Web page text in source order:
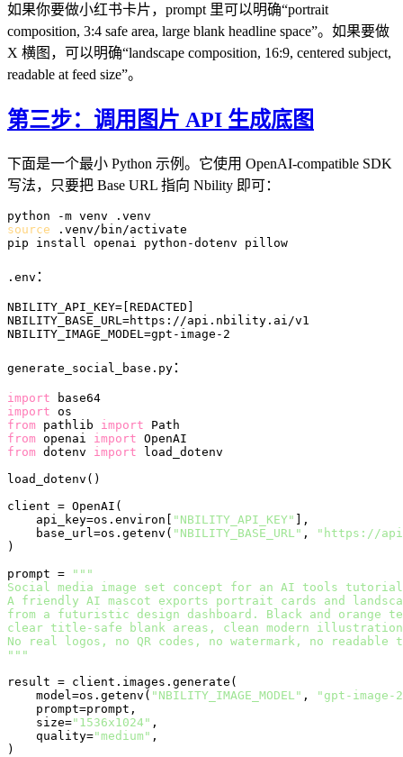
如果你要做小红书卡片，prompt 里可以明确“portrait
composition, 3:4 safe area, large blank headline space”。如果要做
X 横图，可以明确“landscape composition, 16:9, centered subject,
readable at feed size”。
第三步：调用图片 API 生成底图
下面是一个最小 Python 示例。它使用 OpenAI-compatible SDK
写法，只要把 Base URL 指向 Nbility 即可：
source .venv/bin/activate
.env ：
NBILITY_API_KEY=[REDACTED]
NBILITY_BASE_URL=https://api.nbility.ai/v1
generate_social_base.py ：
import
import
from pathlib import
from openai import
from dotenv import load_dotenv
load_dotenv()
client = OpenAI(
    api_key=os.environ[
"NBILITY_API_KEY" ],
    base_url=os.getenv(
"NBILITY_BASE_URL" ,
"https://
)
prompt =
"""
Social media image set concept for an AI tools
A friendly AI mascot exports portrait cards and
from a futuristic design dashboard. Black and orange
clear title-safe blank areas, clean modern
No real logos, no QR codes, no watermark, no
"""
result = client.images.generate(
    model=os.getenv(
"NBILITY_IMAGE_MODEL" ,
"gpt-image-
    prompt=prompt,
    size=
"1536x1024" ,
    quality=
"medium" ,
)